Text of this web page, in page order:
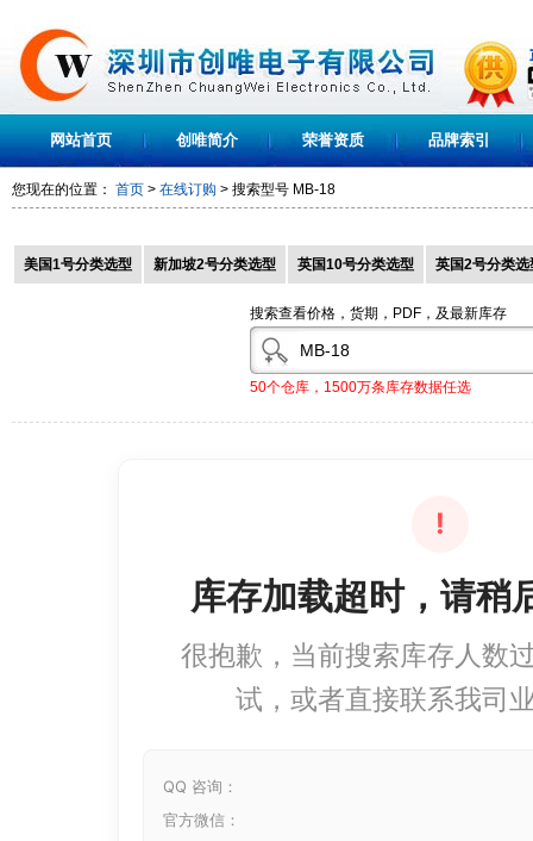
网站首页 创唯简介 荣誉资质 品牌索引
您现在的位置： 首页 > 在线订购 > 搜索型号 MB-18
美国1号分类选型 新加坡2号分类选型 英国10号分类选型 英国2号分类选
搜索查看价格，货期，PDF，及最新库存
50个仓库，1500万条库存数据任选
!
库存加载超时，请稍
很抱歉，当前搜索库存人数
试，或者直接联系我司
QQ 咨询：
官方微信：